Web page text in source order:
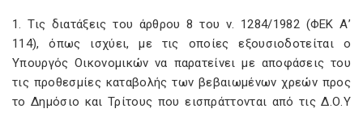
1. Τις διατάξεις του άρθρου 8 του ν. 1284/1982 (ΦΕΚ Α’
114), όπως ισχύει, με τις οποίες εξουσιοδοτείται ο
Υπουργός Οικονομικών να παρατείνει με αποφάσεις του
τις προθεσμίες καταβολής των βεβαιωμένων χρεών προς
το Δημόσιο και Τρίτους που εισπράττονται από τις Δ.Ο.Υ